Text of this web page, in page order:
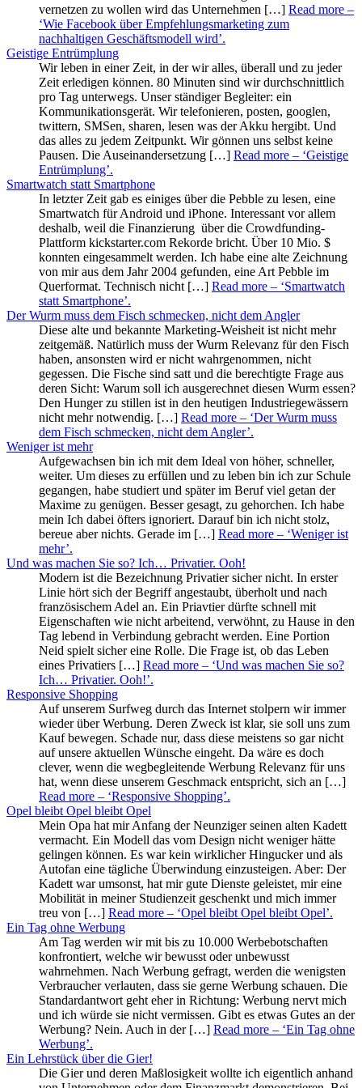
vernetzen zu wollen wird das Unternehmen […] Read more –
‘Wie Facebook über Empfehlungsmarketing zum
nachhaltigen Geschäftsmodell wird’.
Geistige Entrümplung
Wir leben in einer Zeit, in der wir alles, überall und zu jeder
Zeit erledigen können. 80 Minuten sind wir durchschnittlich
pro Tag unterwegs. Unser ständiger Begleiter: ein
Kommunikationsgerät. Wir telefonieren, posten, googlen,
twittern, SMSen, sharen, lesen was der Akku hergibt. Und
das alles zu jedem Zeitpunkt. Wir gönnen uns selbst keine
Pausen. Die Auseinandersetzung […] Read more – ‘Geistige
Entrümplung’.
Smartwatch statt Smartphone
In letzter Zeit gab es einiges über die Pebble zu lesen, eine
Smartwatch für Android und iPhone. Interessant vor allem
deshalb, weil die Finanzierung über die Crowdfunding-
Plattform kickstarter.com Rekorde bricht. Über 10 Mio. $
konnten eingesammelt werden. Ich habe eine alte Zeichnung
von mir aus dem Jahr 2004 gefunden, eine Art Pebble im
Querformat. Technisch nicht […] Read more – ‘Smartwatch
statt Smartphone’.
Der Wurm muss dem Fisch schmecken, nicht dem Angler
Diese alte und bekannte Marketing-Weisheit ist nicht mehr
zeitgemäß. Natürlich muss der Wurm Relevanz für den Fisch
haben, ansonsten wird er nicht wahrgenommen, nicht
gegessen. Die Fische sind satt und die berechtigte Frage aus
deren Sicht: Warum soll ich ausgerechnet diesen Wurm essen?
Den Hunger zu stillen ist in den heutigen Industriegewässern
nicht mehr notwendig. […] Read more – ‘Der Wurm muss
dem Fisch schmecken, nicht dem Angler’.
Weniger ist mehr
Aufgewachsen bin ich mit dem Ideal von höher, schneller,
weiter. Um dieses zu erfüllen und zu leben bin ich zur Schule
gegangen, habe studiert und später im Beruf viel getan der
Maxime zu genügen. Besser gesagt, zu gehorchen. Ich habe
mein Ich dabei öfters ignoriert. Darauf bin ich nicht stolz,
bereue aber nichts. Gerade im […] Read more – ‘Weniger ist
mehr’.
Und was machen Sie so? Ich… Privatier. Ooh!
Modern ist die Bezeichnung Privatier sicher nicht. In erster
Linie hört sich der Begriff angestaubt, überholt und nach
französischem Adel an. Ein Priavtier dürfte schnell mit
Eigenschaften wie nicht arbeitend, verwöhnt, zu Hause in den
Tag lebend in Verbindung gebracht werden. Eine Portion
Neid spielt sicher eine Rolle. Die Frage ist, ob das Leben
eines Privatiers […] Read more – ‘Und was machen Sie so?
Ich… Privatier. Ooh!’.
Responsive Shopping
Auf unserem Surfweg durch das Internet stolpern wir immer
wieder über Werbung. Deren Zweck ist klar, sie soll uns zum
Kauf bewegen. Schade nur, dass diese meistens so gar nicht
auf unsere aktuellen Wünsche eingeht. Da wäre es doch
clever, wenn die wegbegleitende Werbung Relevanz für uns
hat, wenn diese unserem Geschmack entspricht, sich an […]
Read more – ‘Responsive Shopping’.
Opel bleibt Opel bleibt Opel
Mein Opa hat mir Anfang der Neunziger seinen alten Kadett
vermacht. Ein Modell das vom Design nicht weniger hätte
gelingen können. Es war kein wirklicher Hingucker und als
Autofan eine tägliche Überwindung einzusteigen. Aber: Der
Kadett war umsonst, hat mir gute Dienste geleistet, mir eine
Mobilität in meiner Studienzeit geschenkt und mich immer
treu von […] Read more – ‘Opel bleibt Opel bleibt Opel’.
Ein Tag ohne Werbung
Am Tag werden wir mit bis zu 10.000 Werbebotschaften
konfrontiert, welche wir bewusst oder unbewusst
wahrnehmen. Nach Werbung gefragt, werden die wenigsten
Verbraucher verlauten, dass sie gerne Werbung schauen. Die
Standardantwort geht eher in Richtung: Werbung nervt mich
und ich würde sie nicht vermissen. Gibt es etwas Gutes an der
Werbung? Nein. Auch in der […] Read more – ‘Ein Tag ohne
Werbung’.
Ein Lehrstück über die Gier!
Die Gier und deren Maßlosigkeit wollte ich eigentlich anhand